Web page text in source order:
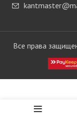
Все права
Кромка
высокий
глянец